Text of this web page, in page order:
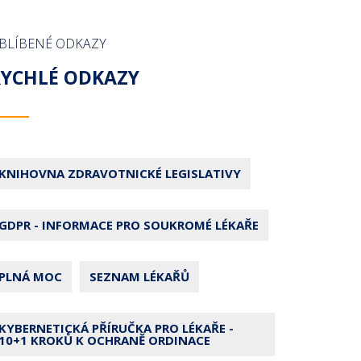
ODKAZY
ODKAZY
ZDRAVOTNICKÉ LEGISLATIVY
- INFORMACE PRO SOUKROMÉ LÉKAŘE
MOC SEZNAM LÉKAŘŮ
PŘÍRUČKA PRO LÉKAŘE -
KROKŮ K OCHRANĚ ORDINACE